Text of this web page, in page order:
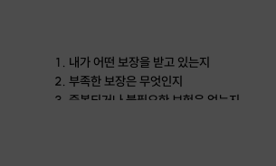
내가 어떤 보장을 받고 있는지
부족한 보장은 무엇인지
중복되거나 불필요한 보험은 없는지